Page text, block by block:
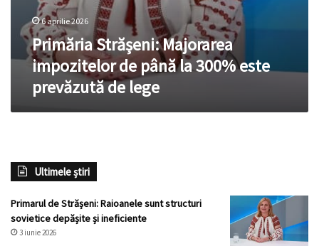
6 aprilie 2026
Primăria Strășeni: Majorarea
impozitelor de până la 300% este
prevăzută de lege
Ultimele știri
Primarul de Strășeni: Raioanele sunt structuri
sovietice depășite și ineficiente
3 iunie 2026